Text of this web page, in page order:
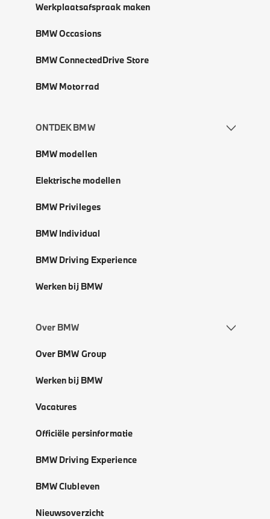
Werkplaatsafspraak maken
BMW Occasions
BMW ConnectedDrive Store
BMW Motorrad
ONTDEK BMW
BMW modellen
Elektrische modellen
BMW Privileges
BMW Individual
BMW Driving Experience
Werken bij BMW
Over BMW
Over BMW Group
Werken bij BMW
Vacatures
Officiële persinformatie
BMW Driving Experience
BMW Clubleven
Nieuwsoverzicht